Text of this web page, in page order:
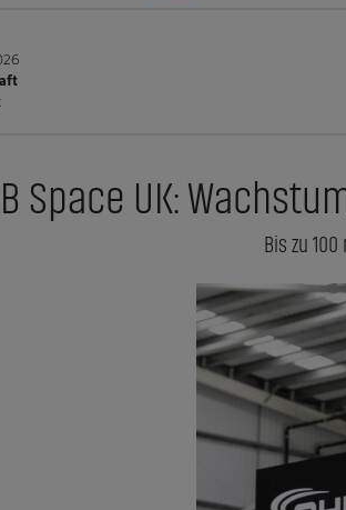
Space UK:
Bis zu